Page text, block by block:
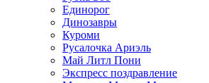
Единорог
Динозавры
Куроми
Русалочка Ариэль
Май Литл Пони
Экспресс поздравление